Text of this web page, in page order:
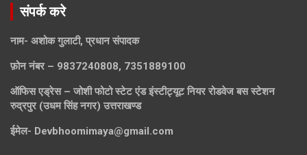
संपर्क करे
नाम- अशोक गुलाटी, प्रधान संपादक
फ़ोन नंबर – 9837240808, 7351889100
ऑफिस एड्रेस – जोशी फोटो स्टेट एंड इंस्टीट्यूट नियर रोडवेज बस स्टेशन
रुद्रपुर (उधम सिंह नगर) उत्तराखण्ड
ईमेल- Devbhoomimaya@gmail.com